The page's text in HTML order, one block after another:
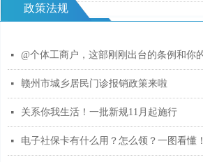
넷
넷 赣州商会联合总会党支部顺利换届
넷
넷
政策法规
넷
넷 赣州市城乡居民门诊报销政策来啦
넷 关系你我生活！一批新规11月起施行
넷 电子社保卡有什么用？怎么领？一图看懂！